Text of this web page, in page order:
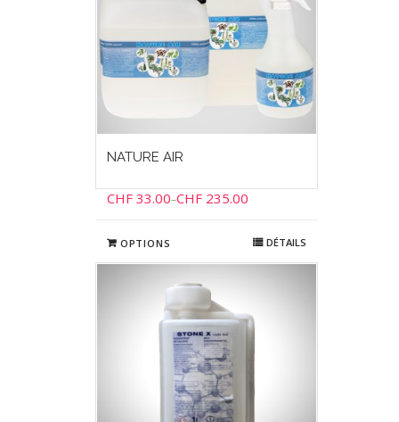
NATURE AIR
CHF33.00–CHF235.00
OPTIONS DÉTAILS